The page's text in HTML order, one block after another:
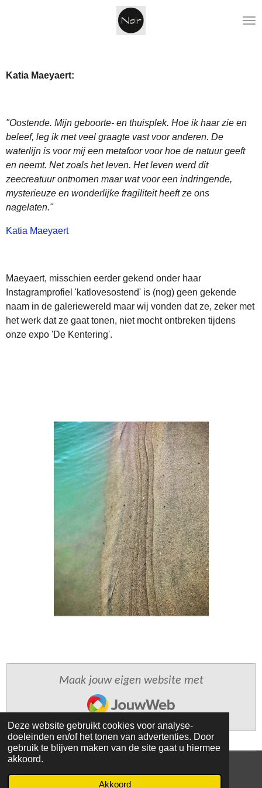
Deze website gebruikt cookies voor analyse-
doeleinden en/of het tonen van advertenties. Door
gebruik te blijven maken van de site gaat u hiermee
akkoord.
Akkoord
Katia Maeyaert:
"Oostende. Mijn geboorte- en thuisplek. Hoe ik haar zie en
beleef, leg ik met veel graagte vast voor anderen. De
waterlijn is voor mij een metafoor voor hoe de natuur geeft
en neemt. Net zoals het leven. Het leven werd dit
zeecreatuur ontnomen maar wat voor een indringende,
mysterieuze en wonderlijke fragiliteit heeft ze ons
nagelaten."
Katia Maeyaert
Maeyaert, misschien eerder gekend onder haar
Instagramprofiel 'katlovesostend' is (nog) geen gekende
naam in de galeriewereld maar wij vonden dat ze, zeker met
het werk dat ze gaat tonen, niet mocht ontbreken tijdens
onze expo 'De Kentering'.
Maak jouw eigen website met
JouwWeb